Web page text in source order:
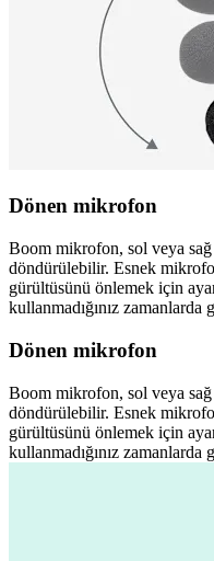
Dönen mikrofon
Boom mikrofon, sol veya
döndürülebilir. Esnek
gürültüsünü önlemek için
kullanmadığınız zamanlarda
Dönen mikrofon
Boom mikrofon, sol veya
döndürülebilir. Esnek
gürültüsünü önlemek için
kullanmadığınız zamanlarda